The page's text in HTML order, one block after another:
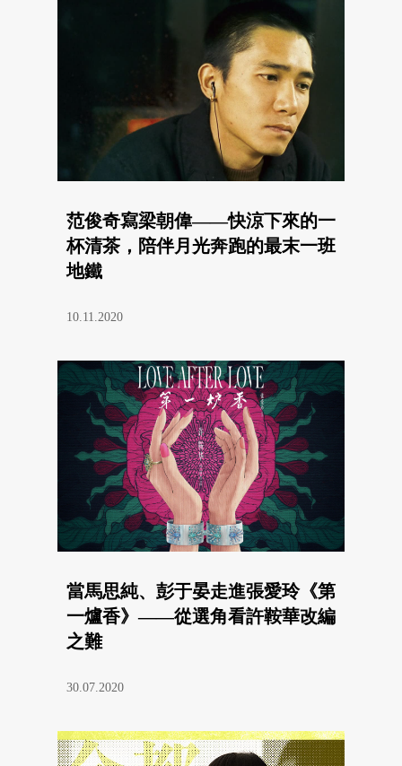
范俊奇寫梁朝偉——快涼下來的一
杯清茶，陪伴月光奔跑的最末一班
地鐵
10.11.2020
當馬思純、彭于晏走進張愛玲《第
一爐香》——從選角看許鞍華改編
之難
30.07.2020